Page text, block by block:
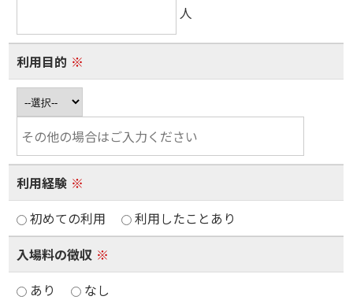
人
利用目的 ※
利用経験 ※
初めての利用
利用したことあり
入場料の徴収 ※
あり
なし